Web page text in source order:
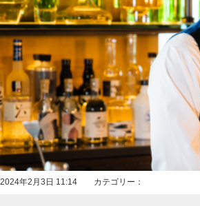
2024年2月3日 11:14 カテゴリー：